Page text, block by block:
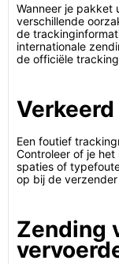
Wanneer je pakket
verschillende
de
internationale
de officiële
Een foutief
Controleer of je
spaties of
op bij de
Zending